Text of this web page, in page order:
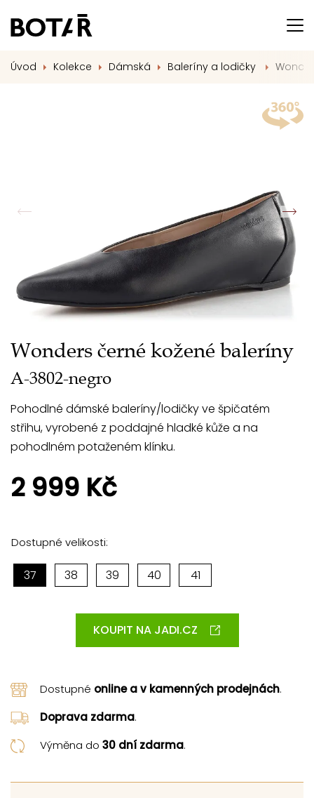
Úvod Kolekce Dámská Baleríny a lodičky
Wonders černé kožené baleríny
A-3802-negro
Pohodlné dámské baleríny/lodičky ve špičatém
střihu, vyrobené z poddajné hladké kůže a na
pohodlném potaženém klínku.
2 999 Kč
Dostupné velikosti:
37 38 39 40 41
KOUPIT NA JADI.CZ
Dostupné online a v kamenných prodejnách.
Doprava zdarma.
Výměna do 30 dní zdarma.